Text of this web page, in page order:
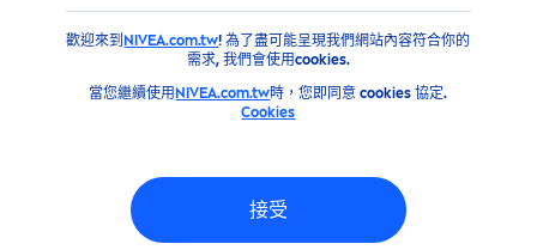
歡迎來到 NIVEA.com.tw! 為了盡可能呈現我們網站內容符合你的
需求, 我們會使用cookies.
當您繼續使用 NIVEA.com.tw時，您即同意 cookies 協定.
Cookies
接受
所有膚質
敏感肌膚